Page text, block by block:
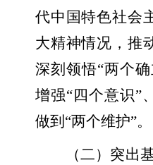
代中国特色社会
大精神情况，推
深刻领悟“两个确
增强“四个意识”
做到“两个维护”。
（二）突出